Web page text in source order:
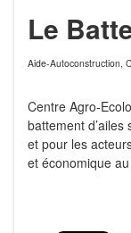
Le
Aide-Autoconstruction,
Centre Agro-
battement
et pour les
et économique